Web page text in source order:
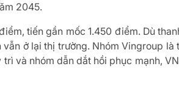
2045.
tiến gần mốc 1.450 điểm. Dù
ở lại thị trường. Nhóm Vingroup là
và nhóm dẫn dắt hồi phục mạnh,